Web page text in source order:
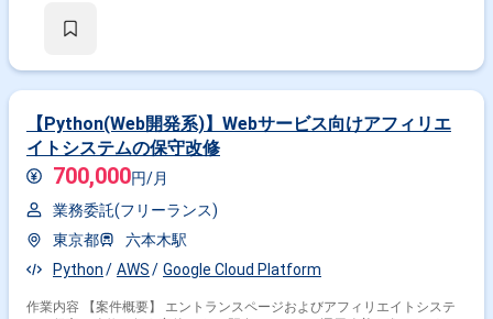
【Python(Web開発系)】Webサービス向けアフィリエ
イトシステムの保守改修
700,000円/月
業務委託(フリーランス)
東京都
六本木駅
Python
AWS Google Cloud Platform
作業内容 【案件概要】 エントランスページおよびアフィリエイトシステ